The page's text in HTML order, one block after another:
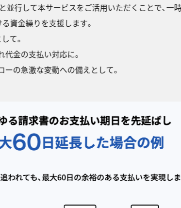
並行して本サービスをご活用いただくことで、一
資金繰りを支援します。
て。
代金の支払い対応に。
ーの急激な変動への備えとして。